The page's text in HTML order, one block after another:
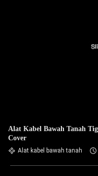
Alat Kabel Bawah Tanah
Cover
Alat kabel bawah tanah